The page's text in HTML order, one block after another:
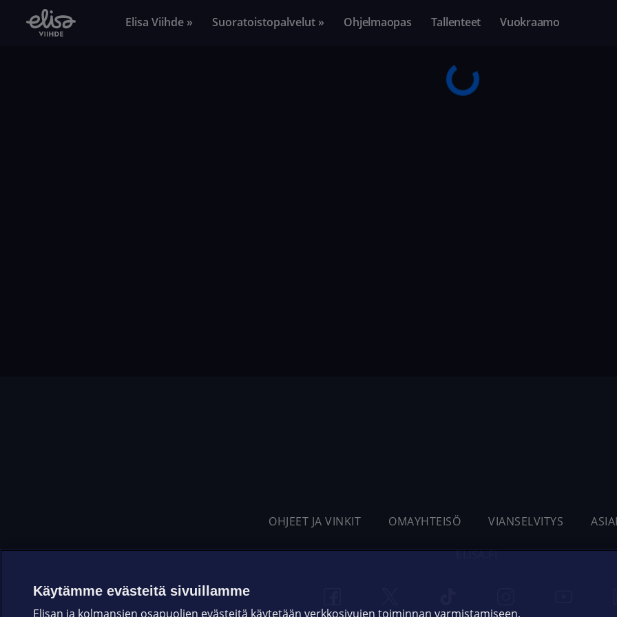
Elisa Viihde » Suoratoistopalvelut » Ohjelmaopas Tallenteet Vuokraamo
OHJEET JA VINKIT OMAYHTEISÖ VIANSELVITYS
ELISA.FI
Käytämme evästeitä sivuillamme
Elisan ja kolmansien osapuolien evästeitä käytetään verkkosivujen toiminnan varmistamiseen,